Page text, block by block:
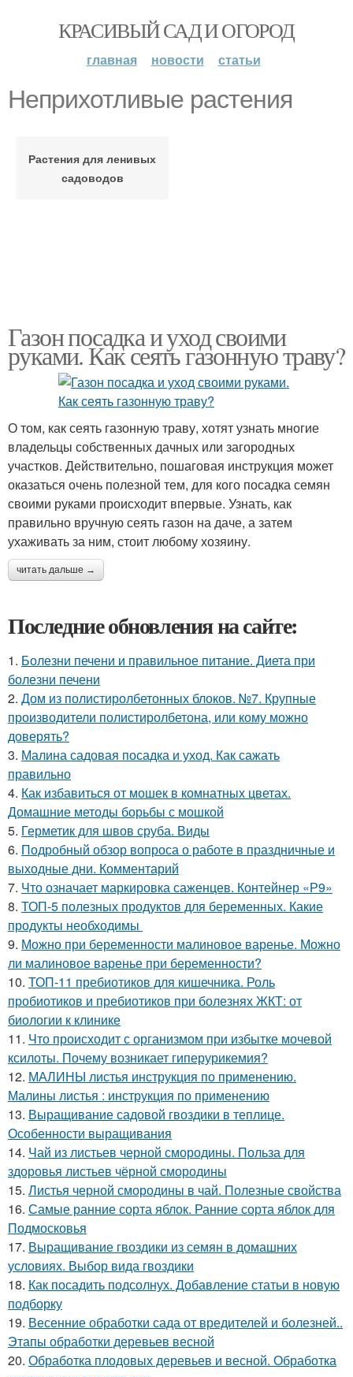
КРАСИВЫЙ САД И ОГОРОД
главная новости статьи
Неприхотливые растения
Растения для ленивых
садоводов
Газон посадка и уход своими
руками. Как сеять газонную траву?
О том, как сеять газонную траву, хотят узнать многие
владельцы собственных дачных или загородных
участков. Действительно, пошаговая инструкция может
оказаться очень полезной тем, для кого посадка семян
своими руками происходит впервые. Узнать, как
правильно вручную сеять газон на даче, а затем
ухаживать за ним, стоит любому хозяину.
читать дальше →
Последние обновления на сайте:
1. Болезни печени и правильное питание. Диета при
болезни печени
2. Дом из полистиролбетонных блоков. №7. Крупные
производители полистиролбетона, или кому можно
доверять?
3. Малина садовая посадка и уход. Как сажать
правильно
4. Как избавиться от мошек в комнатных цветах.
Домашние методы борьбы с мошкой
5. Герметик для швов сруба. Виды
6. Подробный обзор вопроса о работе в праздничные и
выходные дни. Комментарий
7. Что означает маркировка саженцев. Контейнер «Р9»
8. ТОП-5 полезных продуктов для беременных. Какие
продукты необходимы
9. Можно при беременности малиновое варенье. Можно
ли малиновое варенье при беременности?
10. ТОП-11 пребиотиков для кишечника. Роль
пробиотиков и пребиотиков при болезнях ЖКТ: от
биологии к клинике
11. Что происходит с организмом при избытке мочевой
ксилоты. Почему возникает гиперурикемия?
12. МАЛИНЫ листья инструкция по применению.
Малины листья : инструкция по применению
13. Выращивание садовой гвоздики в теплице.
Особенности выращивания
14. Чай из листьев черной смородины. Польза для
здоровья листьев чёрной смородины
15. Листья черной смородины в чай. Полезные свойства
16. Самые ранние сорта яблок. Ранние сорта яблок для
Подмосковья
17. Выращивание гвоздики из семян в домашних
условиях. Выбор вида гвоздики
18. Как посадить подсолнух. Добавление статьи в новую
подборку
19. Весенние обработки сада от вредителей и болезней..
Этапы обработки деревьев весной
20. Обработка плодовых деревьев и весной. Обработка